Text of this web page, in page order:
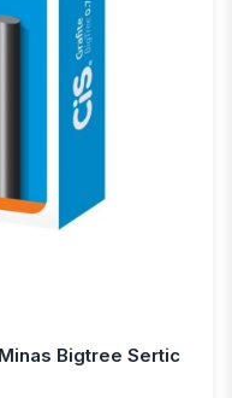
Bigtree Sertic